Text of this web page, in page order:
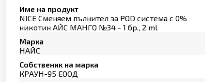
Име на продукт
NICE Сменяем пълнител за POD система с 0%
никотин АЙС МАНГО №34 - 1 бр., 2 ml
Марка
НАЙС
Собственик на марка
КРАУН-95 ЕООД